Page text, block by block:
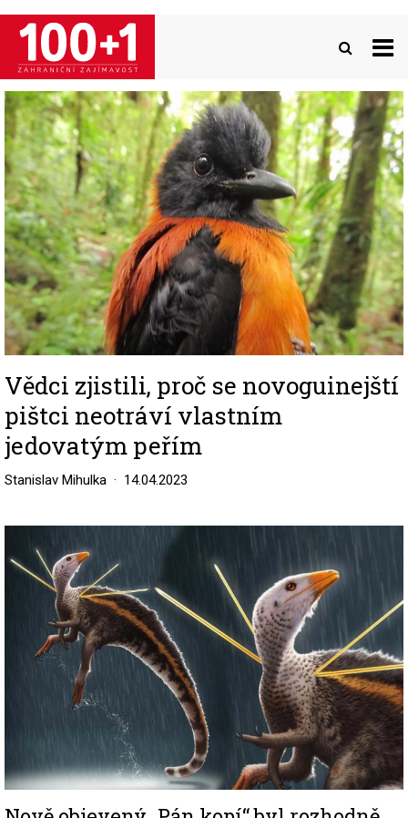
Přejít
hlavnímu
obsahu
Image
Vědci zjistili, proč se novoguinejští
pištci neotráví vlastním
jedovatým peřím
Stanislav Mihulka 14.04.2023